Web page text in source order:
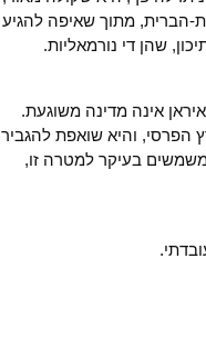
הברית, מתוך שאיפה להגיע
שהן די נורמאליות.
אינה מדינה משוגעת.
הפרסי, והיא שואפת להגביר
בעיקר למטרה זו,